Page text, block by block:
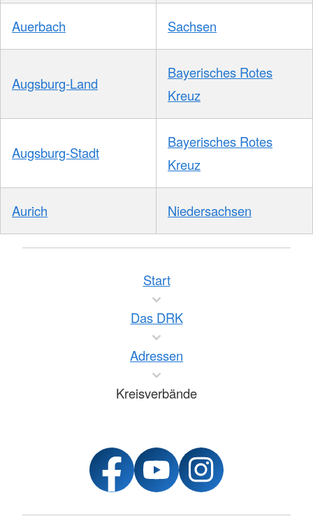
Auerbach Sachsen
Augsburg-Land
Bayerisches Rotes
Kreuz
Augsburg-Stadt
Bayerisches Rotes
Kreuz
Aurich Niedersachsen
Start
Das DRK
Adressen
Kreisverbände